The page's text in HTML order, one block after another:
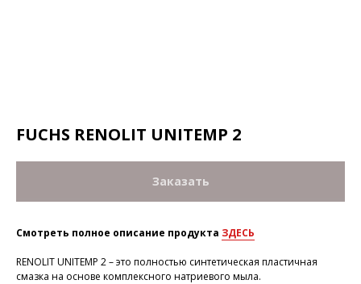
FUCHS RENOLIT UNITEMP 2
Заказать
Смотреть полное описание продукта ЗДЕСЬ
RENOLIT UNITEMP 2 – это полностью синтетическая пластичная
смазка на основе комплексного натриевого мыла.